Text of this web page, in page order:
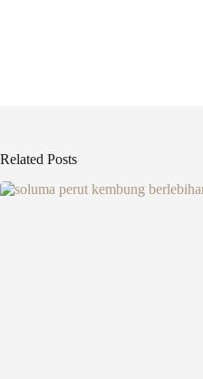
Related Posts